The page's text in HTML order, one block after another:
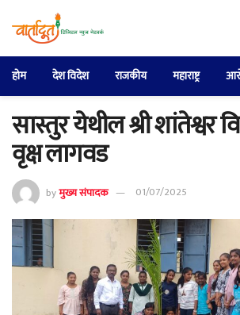
होम देश विदेश राजकीय महाराष्ट्र
सास्तुर येथील श्री शांतेश्वर
वृक्ष लागवड
byमुख्य संपादक 01/07/2025